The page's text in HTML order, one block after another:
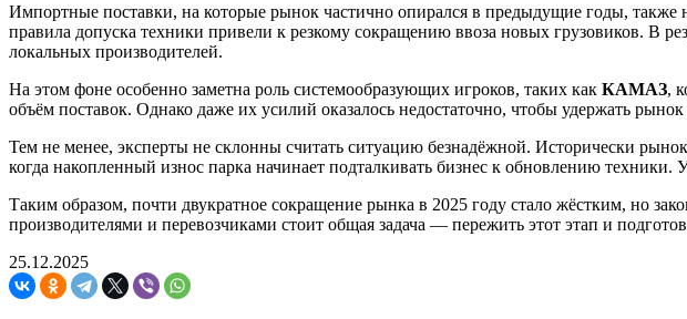
Импортные поставки, на которые рынок частично опирался в предыдущие годы,
правила допуска техники привели к резкому сокращению ввоза новых грузовиков. В
локальных производителей.
На этом фоне особенно заметна роль системообразующих игроков, таких как КАМАЗ,
объём поставок. Однако даже их усилий оказалось недостаточно, чтобы удержать
Тем не менее, эксперты не склонны считать ситуацию безнадёжной. Исторически
когда накопленный износ парка начинает подталкивать бизнес к обновлению
Таким образом, почти двукратное сокращение рынка в 2025 году стало жёстким, но
производителями и перевозчиками стоит общая задача — пережить этот этап и
25.12.2025